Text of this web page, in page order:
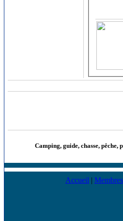
Camping, guide, chasse,
Accueil | Membres